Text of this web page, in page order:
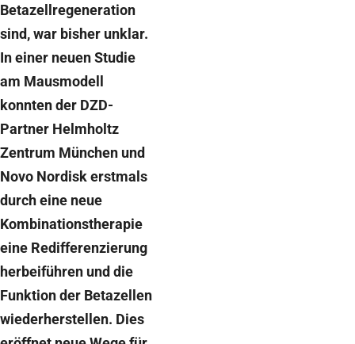
Betazellregeneration
sind, war bisher unklar.
In einer neuen Studie
am Mausmodell
konnten der DZD-
Partner Helmholtz
Zentrum München und
Novo Nordisk erstmals
durch eine neue
Kombinationstherapie
eine Redifferenzierung
herbeiführen und die
Funktion der Betazellen
wiederherstellen. Dies